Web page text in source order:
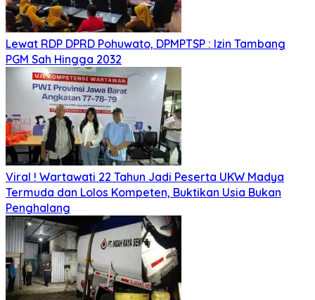
Lewat RDP DPRD Pohuwato, DPMPTSP : Izin Tambang
PGM Sah Hingga 2032
Viral ! Wartawati 22 Tahun Jadi Peserta UKW Madya
Termuda dan Lolos Kompeten, Buktikan Usia Bukan
Penghalang